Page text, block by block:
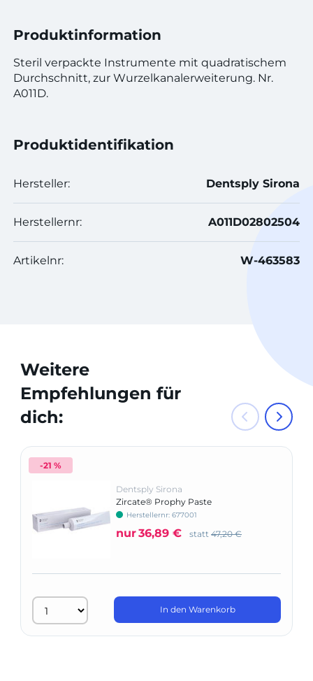
Produktinformation
Steril verpackte Instrumente mit quadratischem
Durchschnitt, zur Wurzelkanalerweiterung. Nr.
A011D.
Produktidentifikation
Hersteller: Dentsply Sirona
Herstellernr: A011D02802504
Artikelnr: W-463583
Weitere
Empfehlungen für
dich:
-21 %
Dentsply Sirona
Zircate® Prophy Paste
Herstellernr: 677001
nur36,89 € statt 47,20 €
In den Warenkorb